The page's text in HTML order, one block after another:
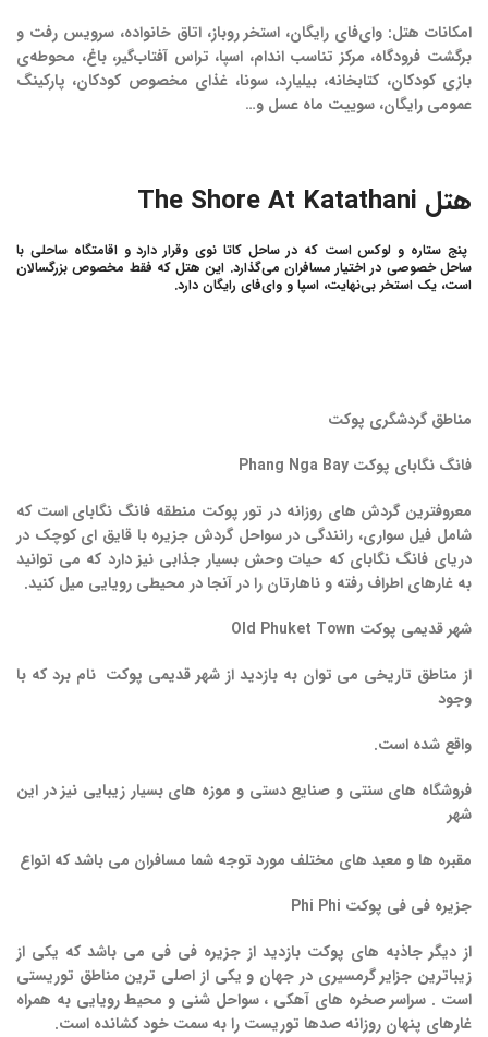
امکانات هتل: وای‌فای رایگان، استخر روباز، اتاق خانواده، سرویس رفت و
برگشت فرودگاه، مرکز تناسب اندام، اسپا، تراس آفتاب‌گیر، باغ، محوطه‌ی
بازی کودکان، کتابخانه، بیلیارد، سونا، غذای مخصوص کودکان، پارکینگ
عمومی رایگان، سوییت ماه عسل و…
هتل The Shore At Katathani
پنج ستاره و لوکس است که در ساحل کاتا نوی وقرار دارد و اقامتگاه ساحلی با
ساحل خصوصی در اختیار مسافران می‌گذارد. این هتل که فقط مخصوص بزرگسالان
است، یک استخر بی‌نهایت، اسپا و وای‌فای رایگان دارد.
مناطق گردشگری پوکت
فانگ نگابای پوکت Phang Nga Bay
معروفترین گردش های روزانه در تور پوکت منطقه فانگ نگابای است که
شامل فیل سواری، رانندگی در سواحل گردش جزیره با قایق ای کوچک در
دریای فانگ نگابای که حیات وحش بسیار جذابی نیز دارد که می توانید
به غارهای اطراف رفته و ناهارتان را در آنجا در محیطی رویایی میل کنید.
شهر قدیمی پوکت
از مناطق تاریخی می توان به بازدید از شهر قدیمی پوکت نام برد که با
وجود
واقع شده است.
فروشگاه های سنتی و صنایع دستی و موزه های بسیار زیبایی نیز در این
شهر
مقبره ها و معبد های مختلف مورد توجه شما مسافران می باشد که انواع
جزیره فی فی پوکت
از دیگر جاذبه های پوکت بازدید از جزیره فی فی می باشد که یکی از
زیباترین جزایر گرمسیری در جهان و یکی از اصلی ترین مناطق توریستی
است . سراسر صخره های آهکی ، سواحل شنی و محیط رویایی به همراه
غارهای پنهان روزانه صدها توریست را به سمت خود کشانده است.